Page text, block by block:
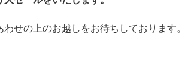
せの上のお越しをお待ちしております。